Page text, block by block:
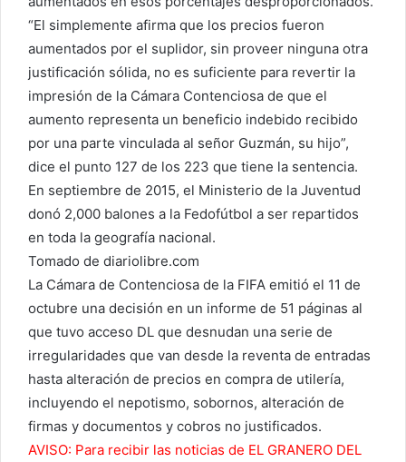
“El simplemente afirma que los precios fueron
aumentados por el suplidor, sin proveer ninguna otra
justificación sólida, no es suficiente para revertir la
impresión de la Cámara Contenciosa de que el
aumento representa un beneficio indebido recibido
por una parte vinculada al señor Guzmán, su hijo”,
dice el punto 127 de los 223 que tiene la sentencia.
En septiembre de 2015, el Ministerio de la Juventud
donó 2,000 balones a la Fedofútbol a ser repartidos
en toda la geografía nacional.
Tomado de diariolibre.com
La Cámara de Contenciosa de la FIFA emitió el 11 de
octubre una decisión en un informe de 51 páginas al
que tuvo acceso DL que desnudan una serie de
irregularidades que van desde la reventa de entradas
hasta alteración de precios en compra de utilería,
incluyendo el nepotismo, sobornos, alteración de
firmas y documentos y cobros no justificados.
AVISO: Para recibir las noticias de EL GRANERO DEL